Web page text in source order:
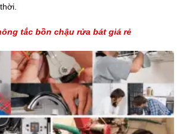
tắc bồn chậu rửa bát giá rẻ